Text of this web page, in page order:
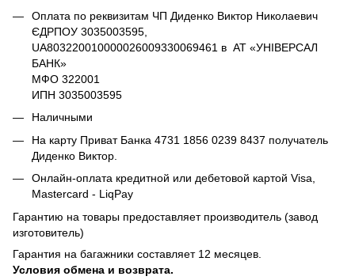
Оплата по реквизитам ЧП Диденко Виктор Николаевич
ЄДРПОУ 3035003595,
UA803220010000026009330069461 в АТ «УНІВЕРСАЛ
БАНК»
МФО 322001
ИПН 3035003595
Наличными
На карту Приват Банка 4731 1856 0239 8437 получатель
Диденко Виктор.
Онлайн-оплата кредитной или дебетовой картой Visa,
Mastercard - LiqPay
Гарантию на товары предоставляет производитель (завод
изготовитель)
Гарантия на багажники составляет 12 месяцев.
Условия обмена и возврата.